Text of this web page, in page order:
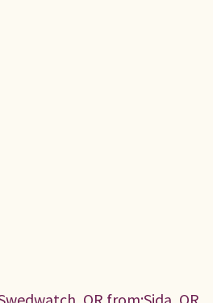
OR from:Sida, OR